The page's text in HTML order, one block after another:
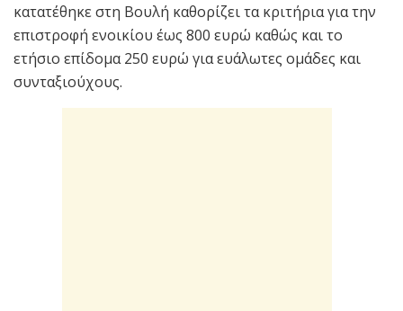
κατατέθηκε στη Βουλή καθορίζει τα κριτήρια για την
επιστροφή ενοικίου έως 800 ευρώ καθώς και το
ετήσιο επίδομα 250 ευρώ για ευάλωτες ομάδες και
συνταξιούχους.